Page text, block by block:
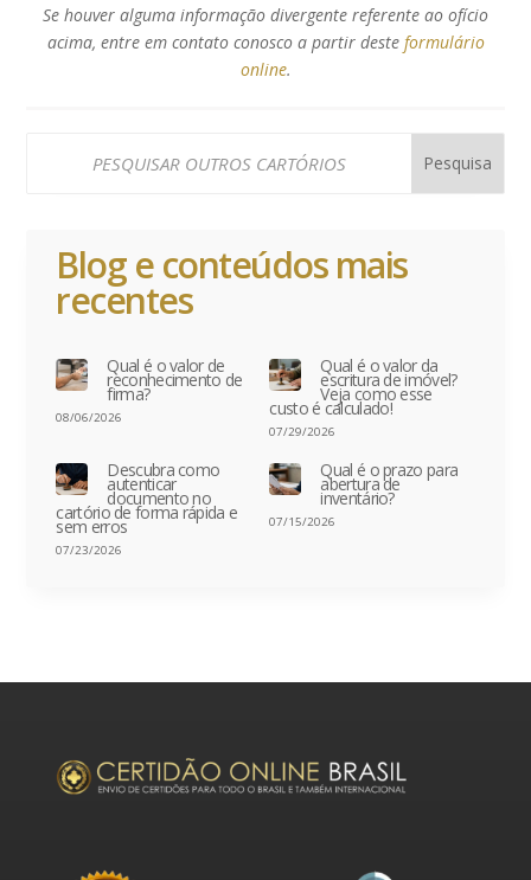
Se houver alguma informação divergente referente ao ofício
acima, entre em contato conosco a partir deste formulário
online.
Blog e conteúdos mais
recentes
Qual é o valor de
reconhecimento de
firma?
08/06/2026
Qual é o valor da
escritura de imóvel?
Veja como esse
custo é calculado!
07/29/2026
Descubra como
autenticar
documento no
cartório de forma rápida e
sem erros
07/23/2026
Qual é o prazo para
abertura de
inventário?
07/15/2026